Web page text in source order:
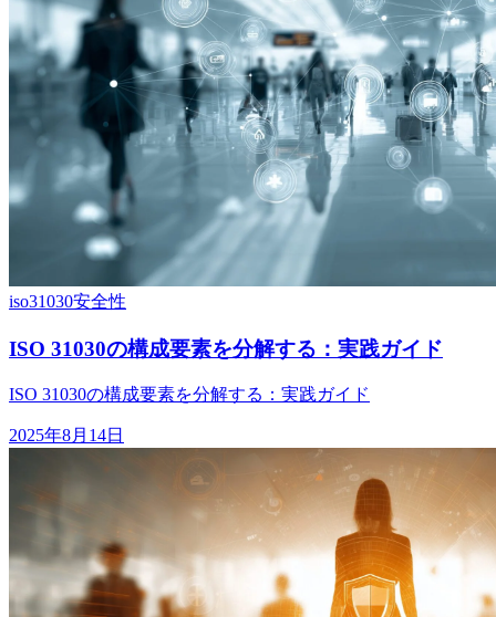
iso31030安全性
ISO 31030の構成要素を分解する：実践ガイド
ISO 31030の構成要素を分解する：実践ガイド
2025年8月14日